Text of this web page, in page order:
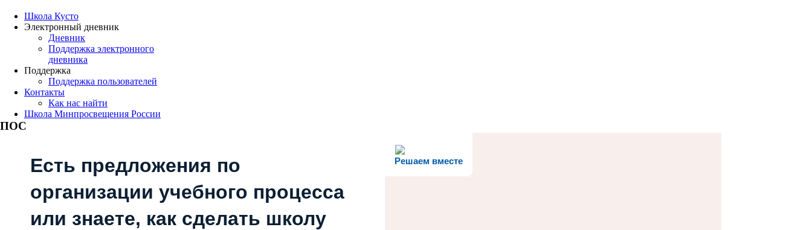
Школа Кусто
Электронный дневник
Дневник
Поддержка электронного
дневника
Поддержка
Поддержка пользователей
Контакты
Как нас найти
Школа Минпросвещения России
ПОС
Решаем вместе
Есть предложения по
организации учебного процесса
или знаете, как сделать школу